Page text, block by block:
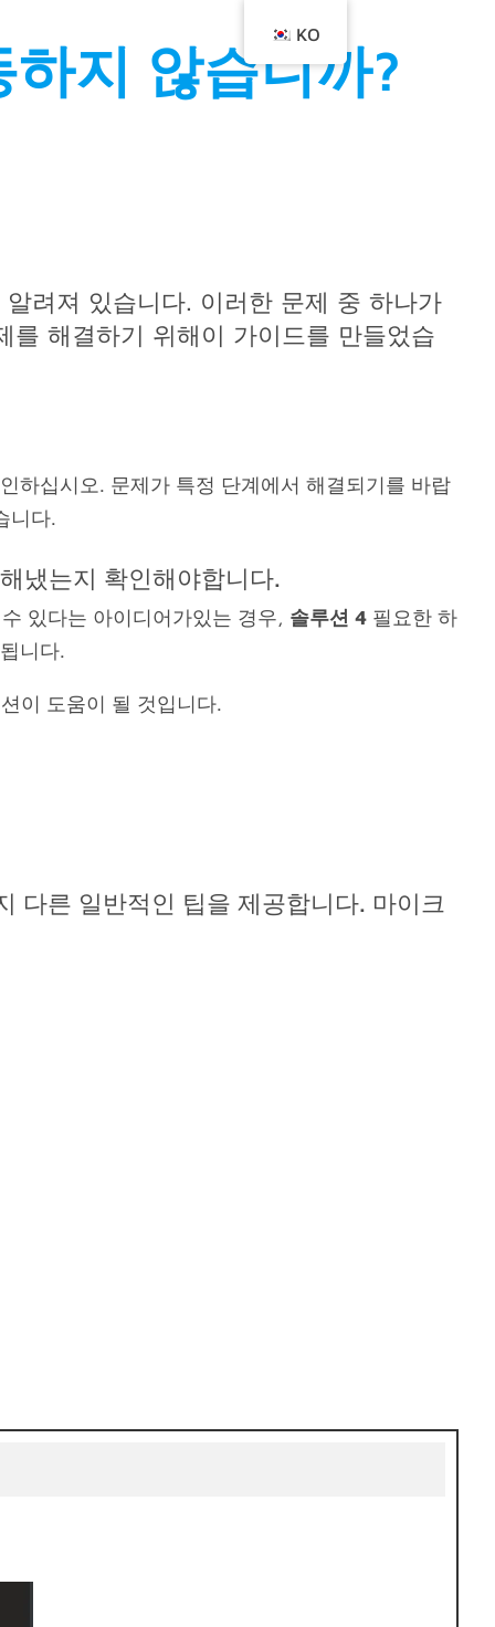
지 않습니까?
려져 있습니다. 이러한 문제 중 하나가
해결하기 위해이 가이드를 만들었습
하십시오. 문제가 특정 단계에서 해결되기를 바랍
니다.
냈는지 확인해야합니다.
있다는 아이디어가있는 경우, 솔루션 4필요한 하
니다.
이 도움이 될 것입니다.
다른 일반적인 팁을 제공합니다. 마이크
KO